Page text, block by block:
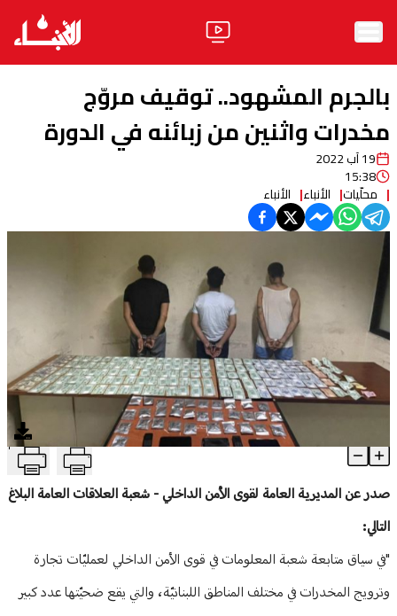
الأخبار
ثقافة ومجتمع
آراء
فيديو
مواقف
وليد جنبلاطالحزب
ابحث
بالجرم المشهود.. توقيف مروّج
مخدرات واثنين من زبائنه في الدورة
19 آب 2022
15:38
محلّيات الأنباء الأنباء
بالجرم المشهود.. توقيف مروّج مخدرات واثنين من زبائنه في الدورة T
Article Content
صدر عن المديرية العامة لقوى الأمن الداخلي - شعبة العلاقات العامة البلاغ
التالي:
"في سياق متابعة شعبة المعلومات في قوى الأمن الداخلي لعمليّات تجارة
وترويج المخدرات في مختلف المناطق اللبنانيّة، والتي يقع ضحيّتها عدد كبير